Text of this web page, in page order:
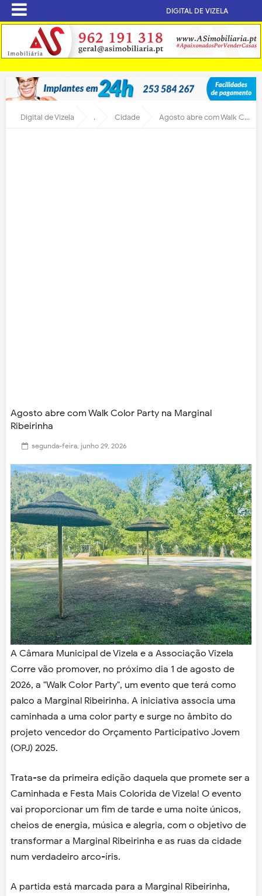
DIGITAL DE VIZELA
Digital de Vizela . Cidade Agosto abre com Walk Color Party na Marginal Ribeirinha
Agosto abre com Walk Color Party na Marginal
Ribeirinha
segunda-feira, junho 29, 2026
A Câmara Municipal de Vizela e a Associação Vizela
Corre vão promover, no próximo dia 1 de agosto de
2026, a "Walk Color Party", um evento que terá como
palco a Marginal Ribeirinha. A iniciativa associa uma
caminhada a uma color party e surge no âmbito do
projeto vencedor do Orçamento Participativo Jovem
(OPJ) 2025.
Trata-se da primeira edição daquela que promete ser a
Caminhada e Festa Mais Colorida de Vizela! O evento
vai proporcionar um fim de tarde e uma noite únicos,
cheios de energia, música e alegria, com o objetivo de
transformar a Marginal Ribeirinha e as ruas da cidade
num verdadeiro arco-íris.
A partida está marcada para a Marginal Ribeirinha,